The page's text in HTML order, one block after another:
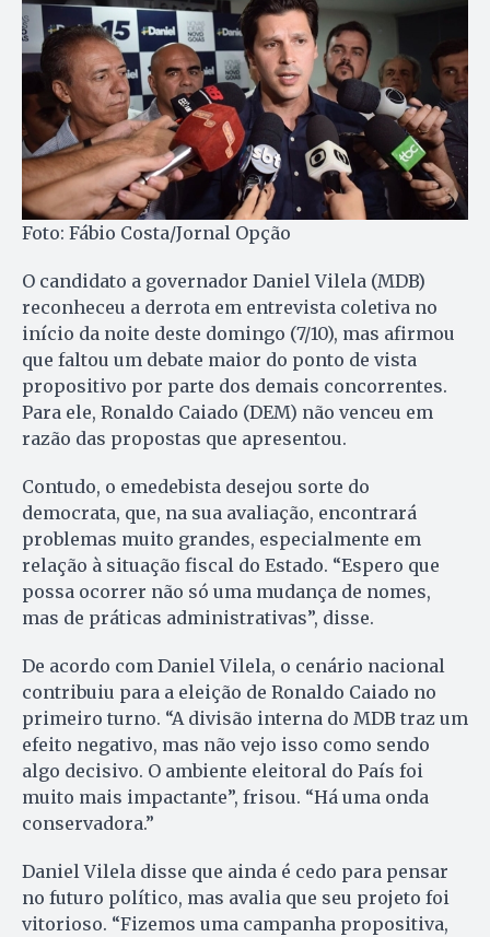
Foto: Fábio Costa/Jornal Opção
O candidato a governador Daniel Vilela (MDB)
reconheceu a derrota em entrevista coletiva no
início da noite deste domingo (7/10), mas afirmou
que faltou um debate maior do ponto de vista
propositivo por parte dos demais concorrentes.
Para ele, Ronaldo Caiado (DEM) não venceu em
razão das propostas que apresentou.
Contudo, o emedebista desejou sorte do
democrata, que, na sua avaliação, encontrará
problemas muito grandes, especialmente em
relação à situação fiscal do Estado. “Espero que
possa ocorrer não só uma mudança de nomes,
mas de práticas administrativas”, disse.
De acordo com Daniel Vilela, o cenário nacional
contribuiu para a eleição de Ronaldo Caiado no
primeiro turno. “A divisão interna do MDB traz um
efeito negativo, mas não vejo isso como sendo
algo decisivo. O ambiente eleitoral do País foi
muito mais impactante”, frisou. “Há uma onda
conservadora.”
Daniel Vilela disse que ainda é cedo para pensar
no futuro político, mas avalia que seu projeto foi
vitorioso. “Fizemos uma campanha propositiva,